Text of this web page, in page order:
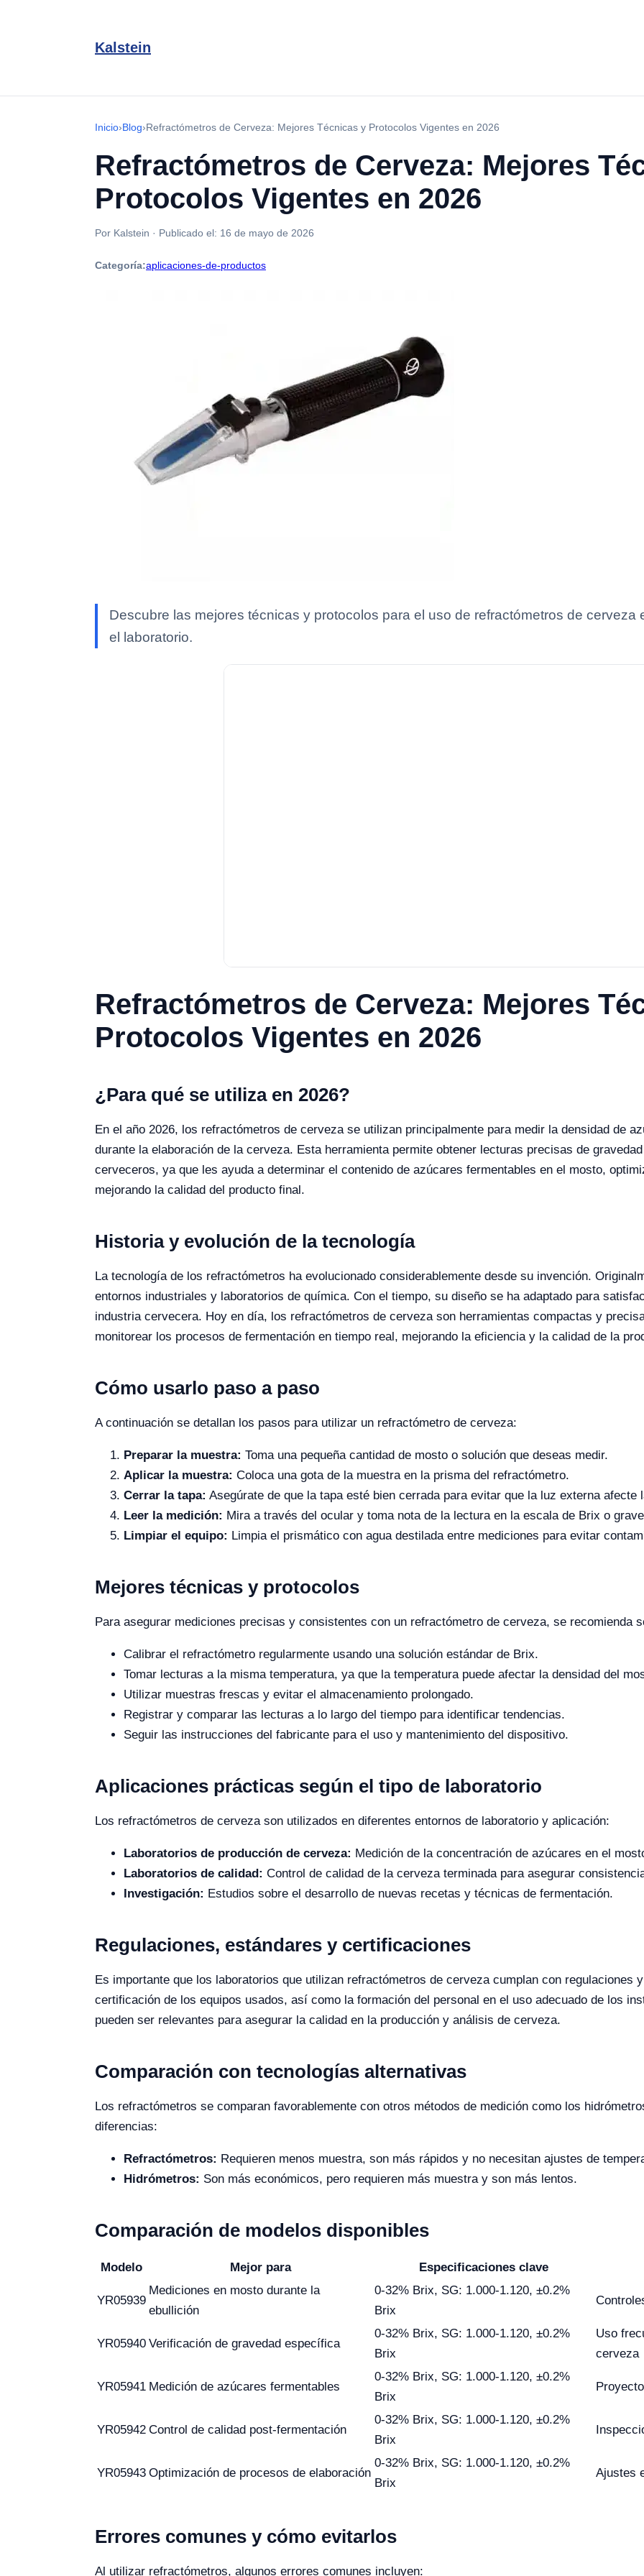
Kalstein
Inicio›Blog›Refractómetros de Cerveza: Mejores Técnicas y Protocolos Vigentes en 2026
Refractómetros de Cerveza: Mejores
Protocolos Vigentes en 2026
Por Kalstein · Publicado el: 16 de mayo de 2026
Categoría:aplicaciones-de-productos
Descubre las mejores técnicas y protocolos para el uso de refractómetros de cerveza
el laboratorio.
Refractómetros de Cerveza: Mejores
Protocolos Vigentes en 2026
¿Para qué se utiliza en 2026?
En el año 2026, los refractómetros de cerveza se utilizan principalmente para medir la densidad de
durante la elaboración de la cerveza. Esta herramienta permite obtener lecturas precisas de
cerveceros, ya que les ayuda a determinar el contenido de azúcares fermentables en el mosto,
mejorando la calidad del producto final.
Historia y evolución de la tecnología
La tecnología de los refractómetros ha evolucionado considerablemente desde su invención.
entornos industriales y laboratorios de química. Con el tiempo, su diseño se ha adaptado para
industria cervecera. Hoy en día, los refractómetros de cerveza son herramientas compactas y
monitorear los procesos de fermentación en tiempo real, mejorando la eficiencia y la calidad de la
Cómo usarlo paso a paso
A continuación se detallan los pasos para utilizar un refractómetro de cerveza:
Preparar la muestra: Toma una pequeña cantidad de mosto o solución que deseas medir.
Aplicar la muestra: Coloca una gota de la muestra en la prisma del refractómetro.
Cerrar la tapa: Asegúrate de que la tapa esté bien cerrada para evitar que la luz externa afecte
Leer la medición: Mira a través del ocular y toma nota de la lectura en la escala de Brix o
Limpiar el equipo: Limpia el prismático con agua destilada entre mediciones para evitar
Mejores técnicas y protocolos
Para asegurar mediciones precisas y consistentes con un refractómetro de cerveza, se recomienda
Calibrar el refractómetro regularmente usando una solución estándar de Brix.
Tomar lecturas a la misma temperatura, ya que la temperatura puede afectar la densidad del
Utilizar muestras frescas y evitar el almacenamiento prolongado.
Registrar y comparar las lecturas a lo largo del tiempo para identificar tendencias.
Seguir las instrucciones del fabricante para el uso y mantenimiento del dispositivo.
Aplicaciones prácticas según el tipo de laboratorio
Los refractómetros de cerveza son utilizados en diferentes entornos de laboratorio y aplicación:
Laboratorios de producción de cerveza: Medición de la concentración de azúcares en el
Laboratorios de calidad: Control de calidad de la cerveza terminada para asegurar
Investigación: Estudios sobre el desarrollo de nuevas recetas y técnicas de fermentación.
Regulaciones, estándares y certificaciones
Es importante que los laboratorios que utilizan refractómetros de cerveza cumplan con regulaciones
certificación de los equipos usados, así como la formación del personal en el uso adecuado de los
pueden ser relevantes para asegurar la calidad en la producción y análisis de cerveza.
Comparación con tecnologías alternativas
Los refractómetros se comparan favorablemente con otros métodos de medición como los
diferencias:
Refractómetros: Requieren menos muestra, son más rápidos y no necesitan ajustes de
Hidrómetros: Son más económicos, pero requieren más muestra y son más lentos.
Comparación de modelos disponibles
Modelo Mejor para Especificaciones clave
YR05939
Mediciones en mosto durante la
ebullición
0-32% Brix, SG: 1.000-1.120, ±0.2%
Brix
YR05940 Verificación de gravedad específica
0-32% Brix, SG: 1.000-1.120, ±0.2%
Brix
Uso
cerveza
YR05941 Medición de azúcares fermentables
0-32% Brix, SG: 1.000-1.120, ±0.2%
Brix
YR05942 Control de calidad post-fermentación
0-32% Brix, SG: 1.000-1.120, ±0.2%
Brix
YR05943 Optimización de procesos de elaboración
0-32% Brix, SG: 1.000-1.120, ±0.2%
Brix
Ajustes
Errores comunes y cómo evitarlos
Al utilizar refractómetros, algunos errores comunes incluyen: